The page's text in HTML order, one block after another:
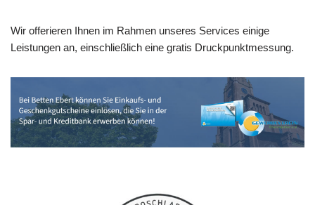
Wir offerieren Ihnen im Rahmen unseres Services einige
Leistungen an, einschließlich eine gratis Druckpunktmessung.